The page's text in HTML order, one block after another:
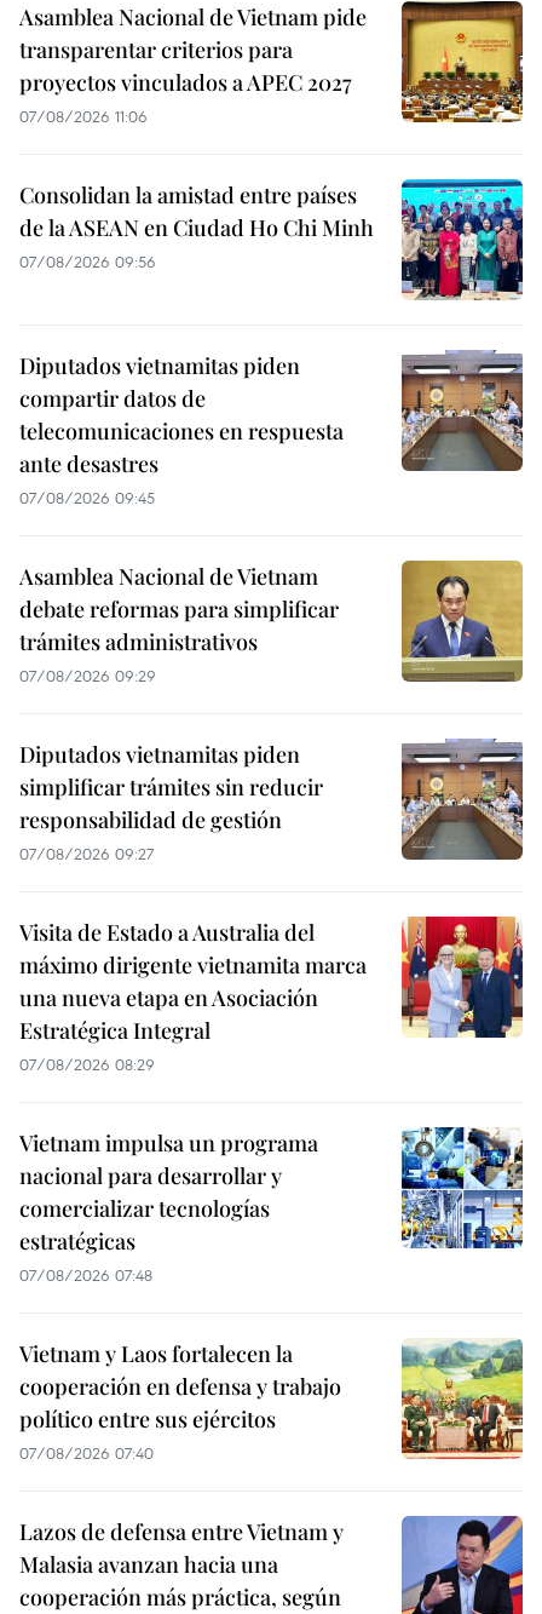
Asamblea Nacional de Vietnam pide
transparentar criterios para
proyectos vinculados a APEC 2027
07/08/2026 11:06
Consolidan la amistad entre países
de la ASEAN en Ciudad Ho Chi Minh
07/08/2026 09:56
Diputados vietnamitas piden
compartir datos de
telecomunicaciones en respuesta
ante desastres
07/08/2026 09:45
Asamblea Nacional de Vietnam
debate reformas para simplificar
trámites administrativos
07/08/2026 09:29
Diputados vietnamitas piden
simplificar trámites sin reducir
responsabilidad de gestión
07/08/2026 09:27
Visita de Estado a Australia del
máximo dirigente vietnamita marca
una nueva etapa en Asociación
Estratégica Integral
07/08/2026 08:29
Vietnam impulsa un programa
nacional para desarrollar y
comercializar tecnologías
estratégicas
07/08/2026 07:48
Vietnam y Laos fortalecen la
cooperación en defensa y trabajo
político entre sus ejércitos
07/08/2026 07:40
Lazos de defensa entre Vietnam y
Malasia avanzan hacia una
cooperación más práctica, según